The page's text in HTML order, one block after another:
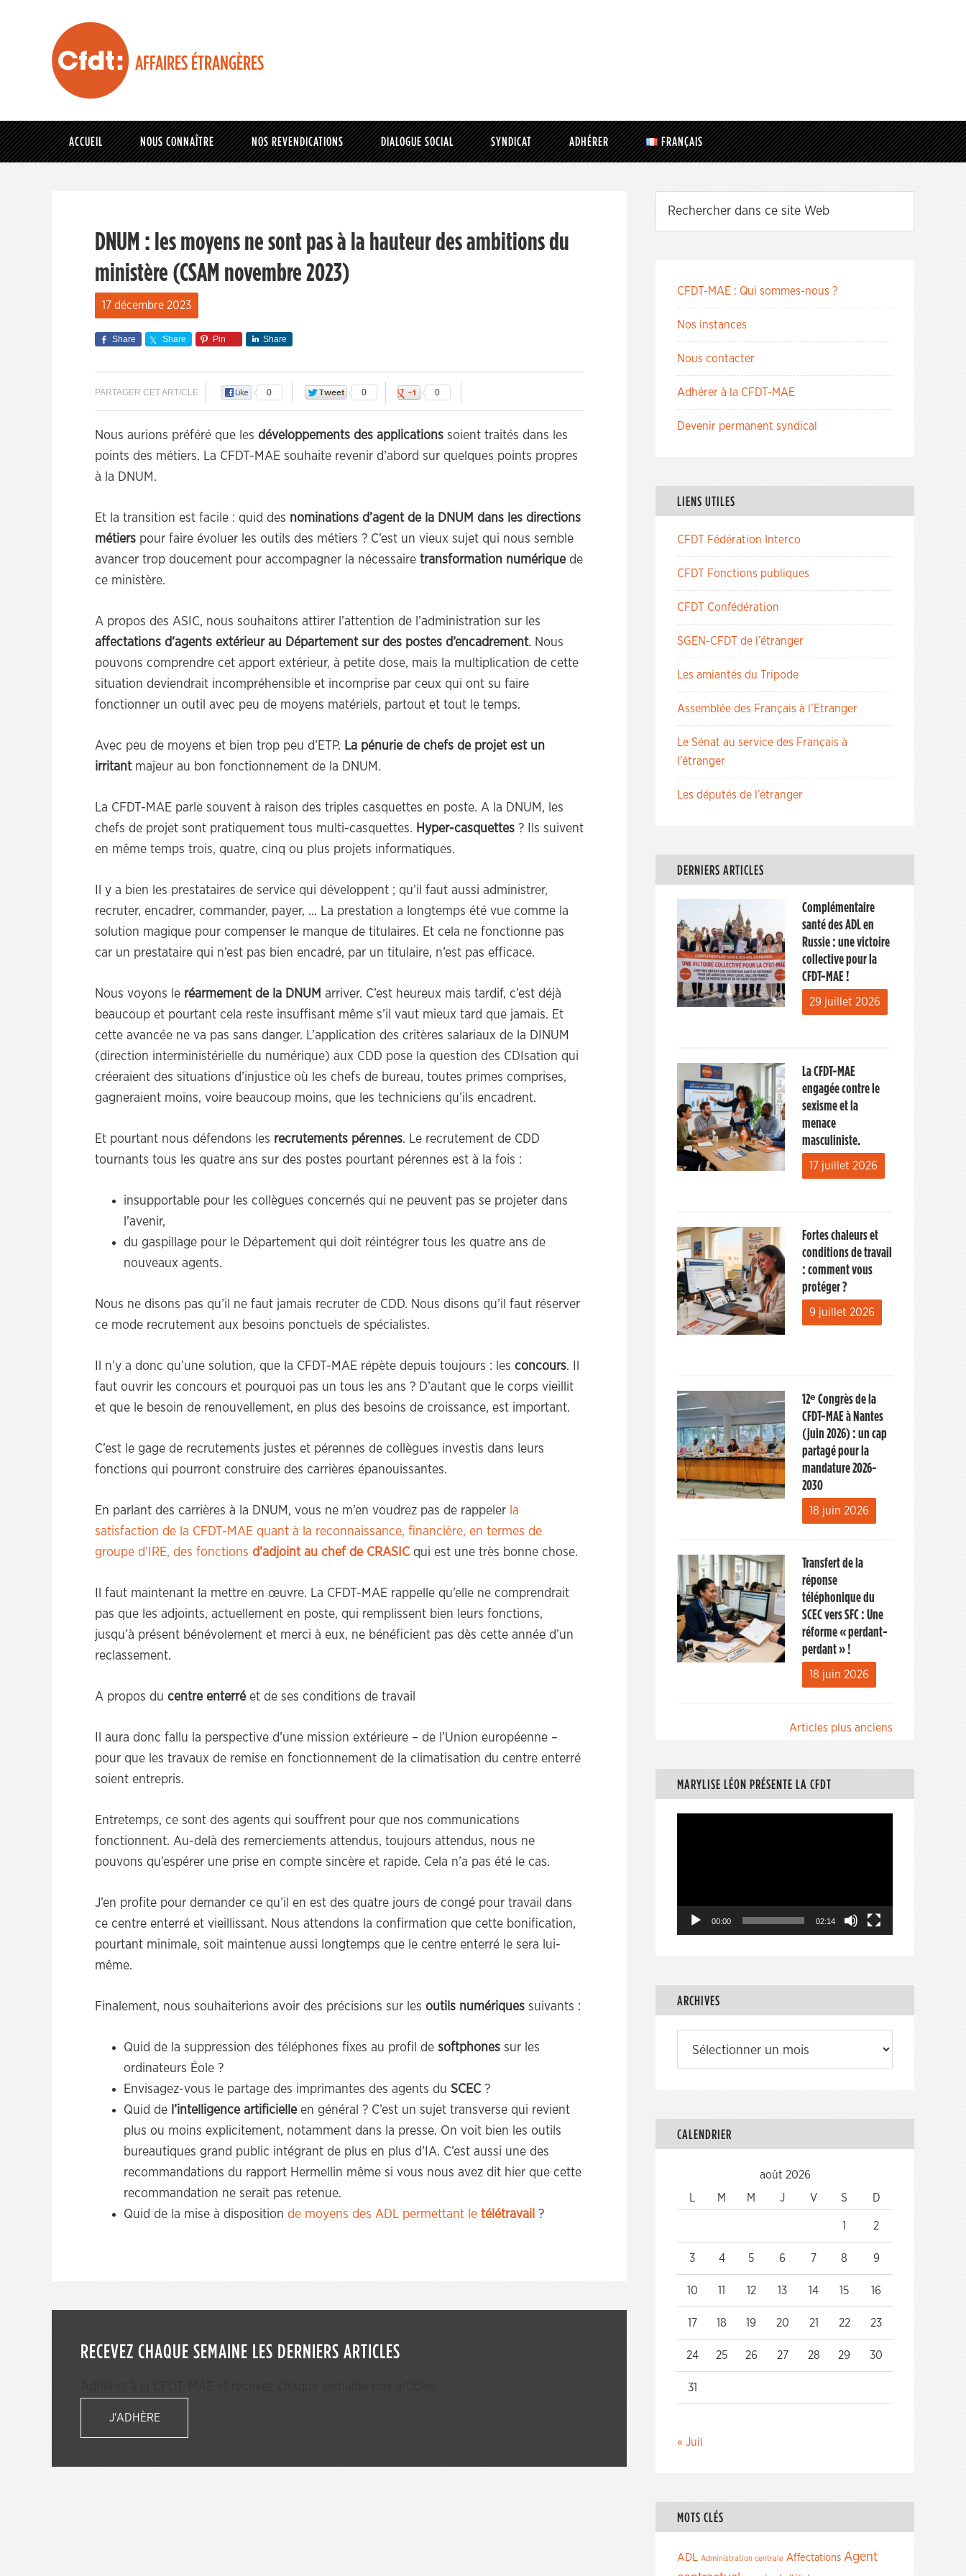
AFFAIRES ÉTRANGÈRES
ACCUEIL NOUS CONNAÎTRE NOS REVENDICATIONS DIALOGUE SOCIAL SYNDICAT ADHÉRER FRANÇAIS
DNUM : les moyens ne sont pas à la hauteur des ambitions du
ministère (CSAM novembre 2023)
17 décembre 2023
Share Share Pin Share
PARTAGER CET ARTICLE 0 0 0
Nous aurions préféré que les développements des applications soient traités dans les
points des métiers. La CFDT-MAE souhaite revenir d’abord sur quelques points propres
à la DNUM.
Et la transition est facile : quid des nominations d’agent de la DNUM dans les directions
métiers pour faire évoluer les outils des métiers ? C’est un vieux sujet qui nous semble
avancer trop doucement pour accompagner la nécessaire transformation numériquede
ce ministère.
A propos des ASIC, nous souhaitons attirer l’attention de l’administration sur les
affectations d’agents extérieur au Département sur des postes d’encadrement. Nous
pouvons comprendre cet apport extérieur, à petite dose, mais la multiplication de cette
situation deviendrait incompréhensible et incomprise par ceux qui ont su faire
fonctionner un outil avec peu de moyens matériels, partout et tout le temps.
Avec peu de moyens et bien trop peu d’ETP. La pénurie de chefs de projet est un
irritantmajeur au bon fonctionnement de la DNUM.
La CFDT-MAE parle souvent à raison des triples casquettes en poste. A la DNUM, les
chefs de projet sont pratiquement tous multi-casquettes. Hyper-casquettes ? Ils suivent
en même temps trois, quatre, cinq ou plus projets informatiques.
Il y a bien les prestataires de service qui développent ; qu’il faut aussi administrer,
recruter, encadrer, commander, payer, … La prestation a longtemps été vue comme la
solution magique pour compenser le manque de titulaires. Et cela ne fonctionne pas
car un prestataire qui n’est pas bien encadré, par un titulaire, n’est pas efficace.
Nous voyons le réarmement de la DNUM arriver. C’est heureux mais tardif, c’est déjà
beaucoup et pourtant cela reste insuffisant même s’il vaut mieux tard que jamais. Et
cette avancée ne va pas sans danger. L’application des critères salariaux de la DINUM
(direction interministérielle du numérique) aux CDD pose la question des CDIsation qui
créeraient des situations d’injustice où les chefs de bureau, toutes primes comprises,
gagneraient moins, voire beaucoup moins, que les techniciens qu’ils encadrent.
Et pourtant nous défendons les recrutements pérennes. Le recrutement de CDD
tournants tous les quatre ans sur des postes pourtant pérennes est à la fois :
insupportable pour les collègues concernés qui ne peuvent pas se projeter dans
l’avenir,
du gaspillage pour le Département qui doit réintégrer tous les quatre ans de
nouveaux agents.
Nous ne disons pas qu’il ne faut jamais recruter de CDD. Nous disons qu’il faut réserver
ce mode recrutement aux besoins ponctuels de spécialistes.
Il n’y a donc qu’une solution, que la CFDT-MAE répète depuis toujours : les concours. Il
faut ouvrir les concours et pourquoi pas un tous les ans ? D’autant que le corps vieillit
et que le besoin de renouvellement, en plus des besoins de croissance, est important.
C’est le gage de recrutements justes et pérennes de collègues investis dans leurs
fonctions qui pourront construire des carrières épanouissantes.
En parlant des carrières à la DNUM, vous ne m’en voudrez pas de rappeler la
satisfaction de la CFDT-MAE quant à la reconnaissance, financière, en termes de
groupe d’IRE, des fonctions d’adjoint au chef de CRASIC qui est une très bonne chose.
Il faut maintenant la mettre en œuvre. La CFDT-MAE rappelle qu’elle ne comprendrait
pas que les adjoints, actuellement en poste, qui remplissent bien leurs fonctions,
jusqu’à présent bénévolement et merci à eux, ne bénéficient pas dès cette année d’un
reclassement.
A propos du centre enterréet de ses conditions de travail
Il aura donc fallu la perspective d’une mission extérieure – de l’Union européenne –
pour que les travaux de remise en fonctionnement de la climatisation du centre enterré
soient entrepris.
Entretemps, ce sont des agents qui souffrent pour que nos communications
fonctionnent. Au-delà des remerciements attendus, toujours attendus, nous ne
pouvons qu’espérer une prise en compte sincère et rapide. Cela n’a pas été le cas.
J’en profite pour demander ce qu’il en est des quatre jours de congé pour travail dans
ce centre enterré et vieillissant. Nous attendons la confirmation que cette bonification,
pourtant minimale, soit maintenue aussi longtemps que le centre enterré le sera lui-
même.
Finalement, nous souhaiterions avoir des précisions sur les outils numériques suivants :
Quid de la suppression des téléphones fixes au profil de softphones sur les
ordinateurs Éole ?
Envisagez-vous le partage des imprimantes des agents du SCEC ?
Quid de l’intelligence artificielleen général ? C’est un sujet transverse qui revient
plus ou moins explicitement, notamment dans la presse. On voit bien les outils
bureautiques grand public intégrant de plus en plus d’IA. C’est aussi une des
recommandations du rapport Hermellin même si vous nous avez dit hier que cette
recommandation ne serait pas retenue.
Quid de la mise à disposition de moyens des ADL permettant le télétravail ?
RECEVEZ CHAQUE SEMAINE LES DERNIERS ARTICLES
J'ADHÈRE
CFDT-MAE : Qui sommes-nous ?
Nos instances
Nous contacter
Adhérer à la CFDT-MAE
Devenir permanent syndical
LIENS UTILES
CFDT Fédération Interco
CFDT Fonctions publiques
CFDT Confédération
SGEN-CFDT de l’étranger
Les amiantés du Tripode
Assemblée des Français à l’Etranger
Le Sénat au service des Français à
l’étranger
Les députés de l’étranger
DERNIERS ARTICLES
Complémentaire
santé des ADL en
Russie : une victoire
collective pour la
CFDT-MAE !
29 juillet 2026
La CFDT-MAE
engagée contre le
sexisme et la
menace
masculiniste.
17 juillet 2026
Fortes chaleurs et
conditions de travail
: comment vous
protéger ?
9 juillet 2026
12ᵉ Congrès de la
CFDT-MAE à Nantes
(juin 2026) : un cap
partagé pour la
mandature 2026-
2030
18 juin 2026
Transfert de la
réponse
téléphonique du
SCEC vers SFC : Une
réforme « perdant-
perdant » !
18 juin 2026
articles
Articles plus anciens
MARYLISE LÉON PRÉSENTE LA CFDT
00:00 02:14
ARCHIVES
CALENDRIER
août 2026
M M J V S D
1 2
3 4 5 6 7 8 9
10 11 12 13 14 15 16
17 18 19 20 21 22 23
24 25 26 27 28 29 30
31
« Juil
MOTS CLÉS
ADL Administration centrale Affectations Agent